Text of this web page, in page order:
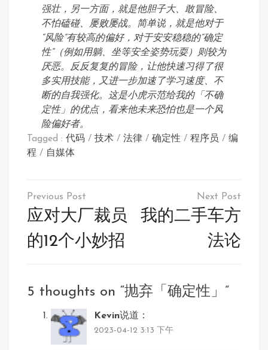
强壮，另一方面，就是他胆子大、敢冒险、
不怕磕碰、屡败屡战。简单说，就是他对于
“风险”有较高的偏好，对于安安稳稳的“确定
性”（例如用躺、坐等安全姿势玩耍）则较为
厌恶。反反复复的冒险，让他快速习得了很
多实用技能，又进一步加速了学习速度、不
断的自我强化。这是小虎示范给我的「不确
定性」的优点，看来他未来恐怕也是一个风
险偏好者。
Tagged : 代码 / 技术 / 法律 / 确定性 / 程序员 / 编
程 / 自媒体
文
章
导
应对大厂裁员
的12个小妙招
我的二手车方
法论
5 thoughts on “抛弃「确定性」 ”
Kevin说道：
2023-04-12 3:13 下午